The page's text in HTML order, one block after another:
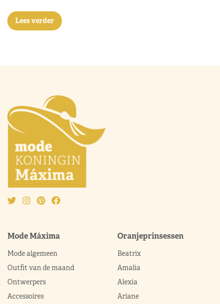
Lees verder
Mode Máxima
Mode algemeen
Outfit van de maand
Ontwerpers
Accessoires
Oranjeprinsessen
Beatrix
Amalia
Alexia
Ariane